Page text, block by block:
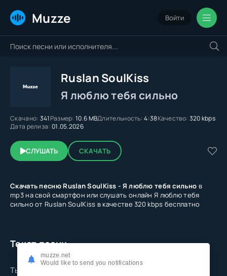
Muzze Войти
Ruslan SoulKiss
Я люблю тебя сильно
Скачано: 341Размер: 10.6 MBДлительность:4:38Качество: 320 kbps
Дата релиза: 01.05.2026
СЛУШАТЬ СКАЧАТЬ
Скачать песню Ruslan SoulKiss - Я люблю тебя сильно в
mp3 на свой смартфон или слушать онлайн Я люблю тебя
сильно от Ruslan SoulKiss в качестве 320 kbps бесплатно
Текст песни
Ты мой свет в темноте
muzze.net
Would like to send you notifications